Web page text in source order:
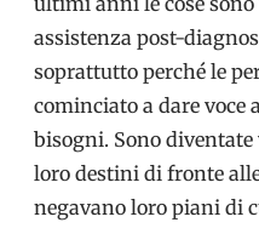
assistenza post-
soprattutto perché le
cominciato a dare
bisogni. Sono
loro destini di fronte
negavano loro piani di